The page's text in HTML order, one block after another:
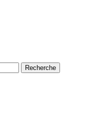
Recherche